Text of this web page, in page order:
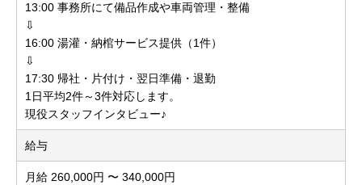
13:00 事務所にて備品作成や車両管理・整備
⇩
16:00 湯灌・納棺サービス提供（1件）
⇩
17:30 帰社・片付け・翌日準備・退勤
1日平均2件～3件対応します。
現役スタッフインタビュー♪
給与
月給 260,000円 〜 340,000円